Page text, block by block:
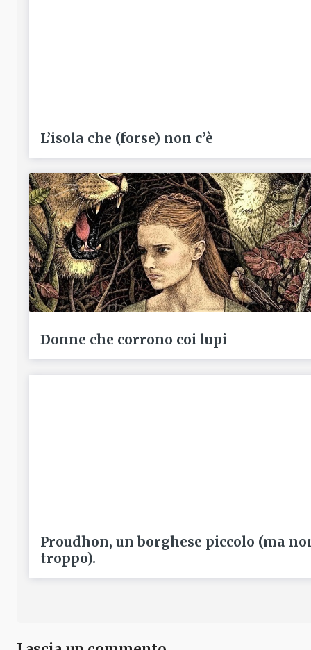
L’isola che (forse) non c’è
Donne che corrono coi lupi
Proudhon, un borghese piccolo (ma
troppo).